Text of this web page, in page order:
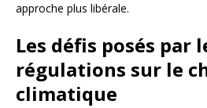
approche plus libérale.
Les défis posés par
régulations sur le
climatique